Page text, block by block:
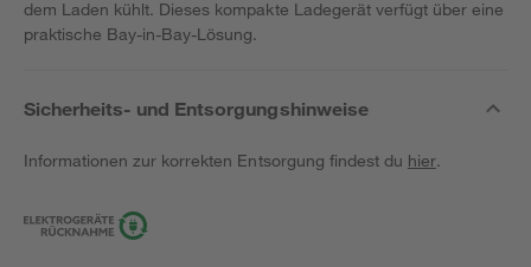
dem Laden kühlt. Dieses kompakte Ladegerät verfügt über eine
praktische Bay-in-Bay-Lösung.
Sicherheits- und Entsorgungshinweise
Informationen zur korrekten Entsorgung findest du hier.